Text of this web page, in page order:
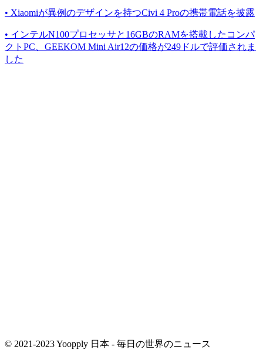
• Xiaomiが異例のデザインを持つCivi 4 Proの携帯電話を披露
• インテルN100プロセッサと16GBのRAMを搭載したコンパ
クトPC、GEEKOM Mini Air12の価格が249ドルで評価されま
した
© 2021-2023 Yoopply 日本 - 毎日の世界のニュース